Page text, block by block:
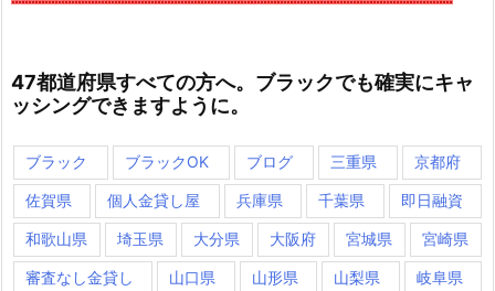
47都道府県すべての方へ。ブラックでも確実にキャ
ッシングできますように。
ブラック ブラックOK ブログ 三重県 京都府
佐賀県 個人金貸し屋 兵庫県 千葉県 即日融資
和歌山県 埼玉県 大分県 大阪府 宮城県 宮崎県
審査なし金貸し 山口県 山形県 山梨県 岐阜県